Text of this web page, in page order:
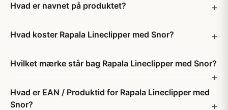
Hvad er navnet på produktet?
Hvad koster Rapala Lineclipper med Snor?
Hvilket mærke står bag Rapala Lineclipper med Snor?
Hvad er EAN / Produktid for Rapala Lineclipper med
Snor?